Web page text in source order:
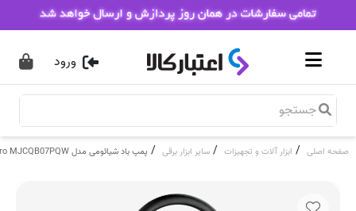
ورود
صفحه اصلی / ابزار آلات و تجهیزات / سایر ابزار برقی / پمپ باد شیائومی مدل Xiaomi Air Compressor 2 Pro MJCQB07PQW